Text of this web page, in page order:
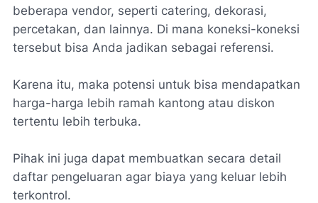
beberapa vendor, seperti catering, dekorasi,
percetakan, dan lainnya. Di mana koneksi-koneksi
tersebut bisa Anda jadikan sebagai referensi.
Karena itu, maka potensi untuk bisa mendapatkan
harga-harga lebih ramah kantong atau diskon
tertentu lebih terbuka.
Pihak ini juga dapat membuatkan secara detail
daftar pengeluaran agar biaya yang keluar lebih
terkontrol.